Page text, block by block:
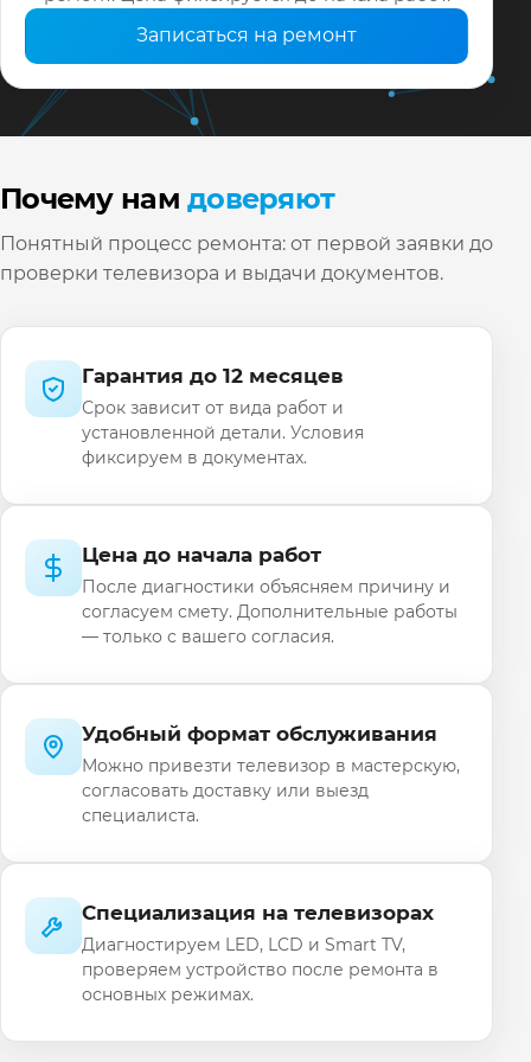
Записаться на ремонт
Почему намдоверяют
Понятный процесс ремонта: от первой заявки до
проверки телевизора и выдачи документов.
Гарантия до 12 месяцев
Срок зависит от вида работ и
установленной детали. Условия
фиксируем в документах.
Цена до начала работ
После диагностики объясняем причину и
согласуем смету. Дополнительные работы
— только с вашего согласия.
Удобный формат обслуживания
Можно привезти телевизор в мастерскую,
согласовать доставку или выезд
специалиста.
Специализация на телевизорах
Диагностируем LED, LCD и Smart TV,
проверяем устройство после ремонта в
основных режимах.